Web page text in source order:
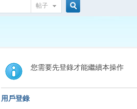
帖子
索
您需要先登錄才能繼續本操作
用戶登錄